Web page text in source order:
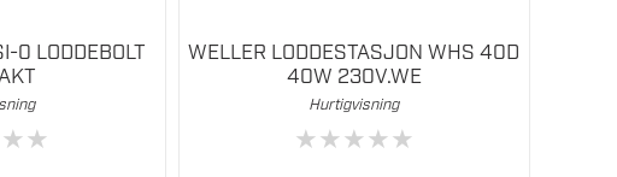
0 LODDEBOLT
★★
WELLER LODDESTASJON WHS 40D
40W 230V.WE
Hurtigvisning
★★★★★